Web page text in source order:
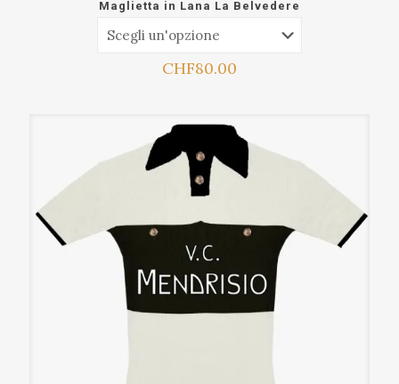
Maglietta in Lana La Belvedere
CHF80.00